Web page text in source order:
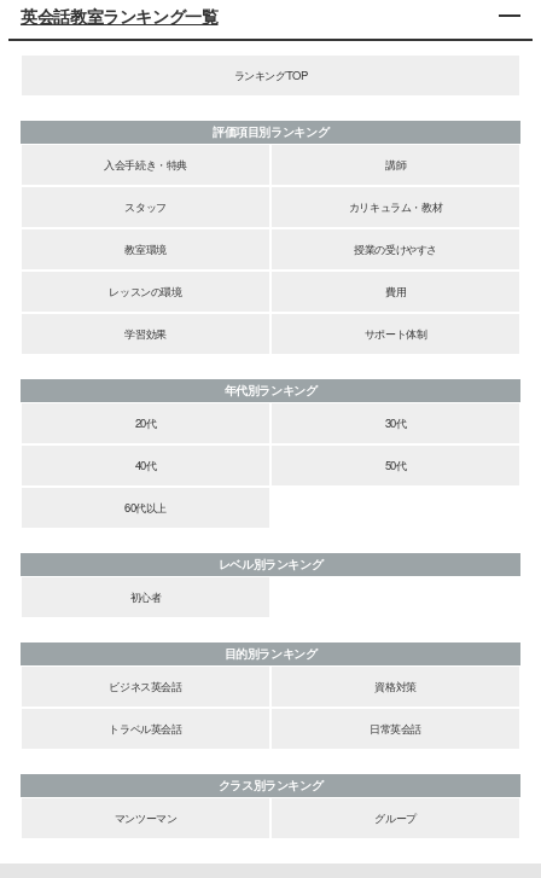
英会話教室ランキング一覧
ランキングTOP
評価項目別ランキング
入会手続き・特典
講師
スタッフ カリキュラム・教材
教室環境 授業の受けやすさ
レッスンの環境 費用
学習効果 サポート体制
年代別ランキング
20代
30代
40代 50代
60代以上
レベル別ランキング
初心者
目的別ランキング
ビジネス英会話
資格対策
トラベル英会話 日常英会話
クラス別ランキング
マンツーマン
グループ